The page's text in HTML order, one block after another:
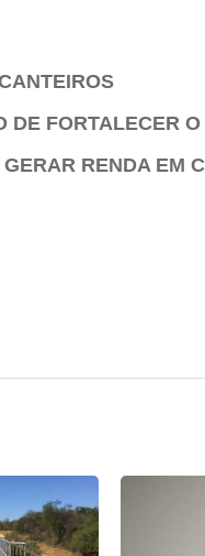
DE FORTALECER
RENDA EM